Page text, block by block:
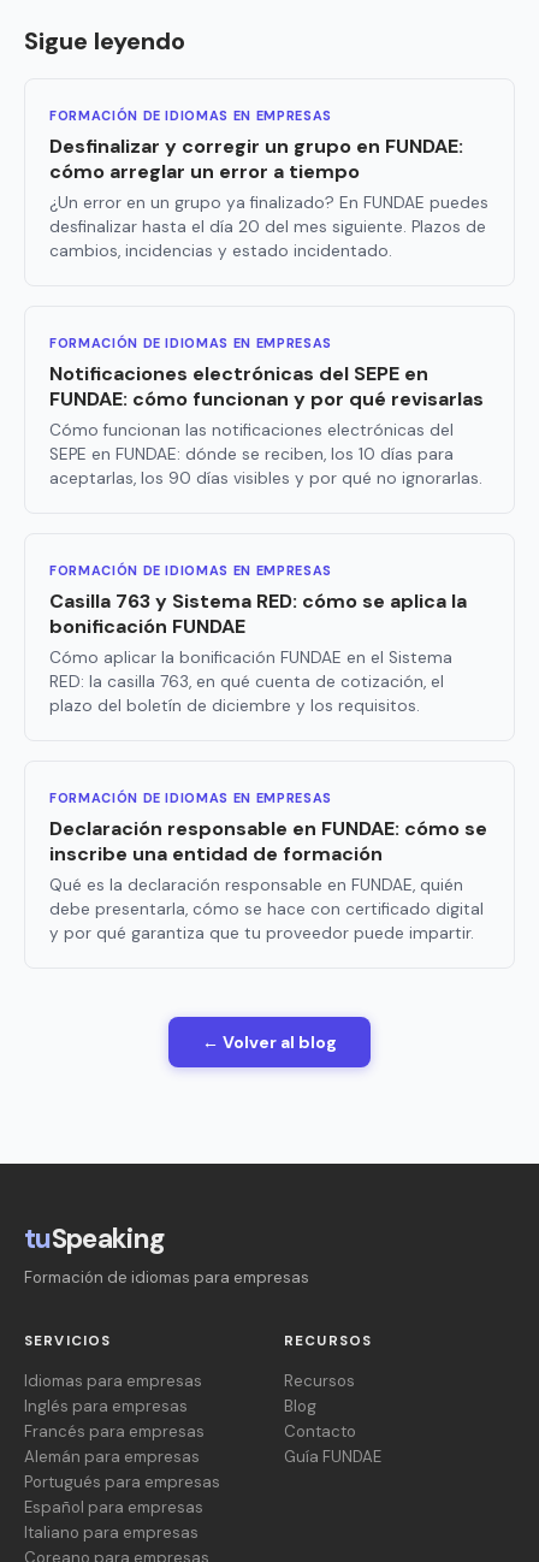
Sigue leyendo
FORMACIÓN DE IDIOMAS EN EMPRESAS
Desfinalizar y corregir un grupo en FUNDAE:
cómo arreglar un error a tiempo
¿Un error en un grupo ya finalizado? En FUNDAE puedes
desfinalizar hasta el día 20 del mes siguiente. Plazos de
cambios, incidencias y estado incidentado.
FORMACIÓN DE IDIOMAS EN EMPRESAS
Notificaciones electrónicas del SEPE en
FUNDAE: cómo funcionan y por qué revisarlas
Cómo funcionan las notificaciones electrónicas del
SEPE en FUNDAE: dónde se reciben, los 10 días para
aceptarlas, los 90 días visibles y por qué no ignorarlas.
FORMACIÓN DE IDIOMAS EN EMPRESAS
Casilla 763 y Sistema RED: cómo se aplica la
bonificación FUNDAE
Cómo aplicar la bonificación FUNDAE en el Sistema
RED: la casilla 763, en qué cuenta de cotización, el
plazo del boletín de diciembre y los requisitos.
FORMACIÓN DE IDIOMAS EN EMPRESAS
Declaración responsable en FUNDAE: cómo se
inscribe una entidad de formación
Qué es la declaración responsable en FUNDAE, quién
debe presentarla, cómo se hace con certificado digital
y por qué garantiza que tu proveedor puede impartir.
← Volver al blog
tuSpeaking
Formación de idiomas para empresas
SERVICIOS
Idiomas para empresas
Inglés para empresas
Francés para empresas
Alemán para empresas
Portugués para empresas
Español para empresas
Italiano para empresas
RECURSOS
Recursos
Blog
Contacto
Guía FUNDAE